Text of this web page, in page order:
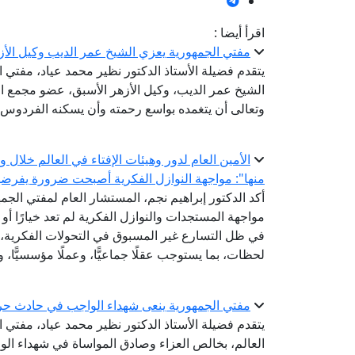
اقرأ أيضا :
مفتي الجمهورية يعزي الشيخ عمر الديب وكيل
يتقدم فضيلة الأستاذ الدكتور نظير محمد عياد،
الشيخ عمر الديب، وكيل الأزهر الأسبق، عضو مجمع
وتعالى أن يتغمده بواسع رحمته وأن يسكنه
الأمين العام لدور وهيئات الإفتاء في العالم
منها": مواجهة النوازل الفكرية أصبحت ضرورة
أكد الدكتور إبراهيم نجم، المستشار العام لمفتي
مواجهة المستجدات والنوازل الفكرية لم تعد
في ظل التسارع غير المسبوق في التحولات الفكرية،
لحظات، بما يستوجب عقلًا جماعيًّا، وعملًا مؤسسيًّا،
مفتي الجمهورية ينعى شهداء الواجب في حادث
يتقدم فضيلة الأستاذ الدكتور نظير محمد عياد، مفتي
العالم، بخالص العزاء وصادق المواساة في شهداء